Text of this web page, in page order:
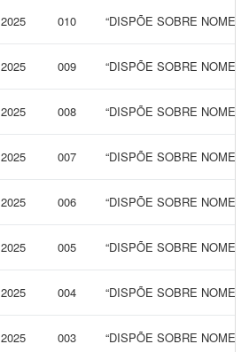
2025 010 “DISPÕE SOBRE
2025 009 “DISPÕE SOBRE
2025 008 “DISPÕE SOBRE
2025 007 “DISPÕE SOBRE
2025 006 “DISPÕE SOBRE
2025 005 “DISPÕE SOBRE
2025 004 “DISPÕE SOBRE
2025 003 “DISPÕE SOBRE